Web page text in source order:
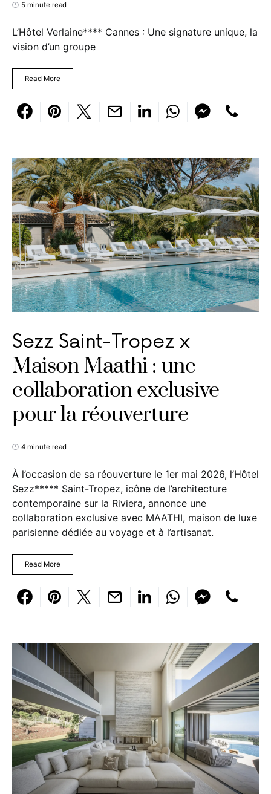
5 minute read
L’Hôtel Verlaine**** Cannes : Une signature unique, la
vision d’un groupe
Read More
Sezz Saint-Tropez x
Maison Maathi : une
collaboration exclusive
pour la réouverture
4 minute read
À l’occasion de sa réouverture le 1er mai 2026, l’Hôtel
Sezz***** Saint-Tropez, icône de l’architecture
contemporaine sur la Riviera, annonce une
collaboration exclusive avec MAATHI, maison de luxe
parisienne dédiée au voyage et à l’artisanat.
Read More